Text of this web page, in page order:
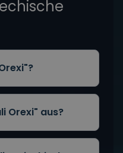
griechische
und für wen es